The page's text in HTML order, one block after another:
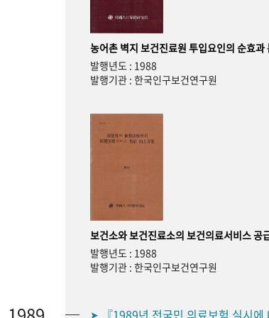
농어촌 벽지 보건진료원 투입요인의 순효과
발행년도 : 1988
발행기관 : 한국인구보건연구원
보건소와 보건진료소의 보건의료서비스 공
발행년도 : 1988
발행기관 : 한국인구보건연구원
➤